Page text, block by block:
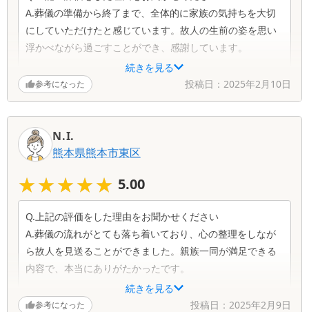
続きを見る
A.葬儀の準備から終了まで、全体的に家族の気持ちを大切
にしていただけたと感じています。故人の生前の姿を思い
浮かべながら過ごすことができ、感謝しています。
Q.担当スタッフの対応ついてお聞かせください
A.スタッフの方々の対応は終始丁寧で、私たちが不安にな
ることのないよう、気を配ってくださいました。どの質問
にも丁寧に答えていただきました。
A.特にありませんでした。とても満足しています。
参考になった 投稿日： 2025年2月10日
続きを見る
N.I.
熊本県熊本市東区
★★★★★
★★★★★ 5.00
Q.上記の評価をした理由をお聞かせください
A.葬儀の流れがとても落ち着いており、心の整理をしなが
ら故人を見送ることができました。親族一同が満足できる
内容で、本当にありがたかったです。
Q.担当スタッフの対応ついてお聞かせください
参考になった 投稿日： 2025年2月9日